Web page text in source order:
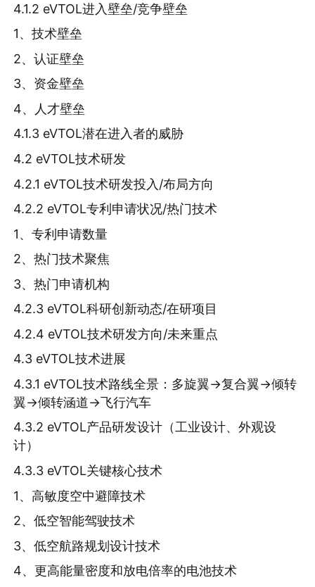
4.1.2 eVTOL进入壁垒/竞争壁垒
1、技术壁垒
2、认证壁垒
3、资金壁垒
4、人才壁垒
4.1.3 eVTOL潜在进入者的威胁
4.2 eVTOL技术研发
4.2.1 eVTOL技术研发投入/布局方向
4.2.2 eVTOL专利申请状况/热门技术
1、专利申请数量
2、热门技术聚焦
3、热门申请机构
4.2.3 eVTOL科研创新动态/在研项目
4.2.4 eVTOL技术研发方向/未来重点
4.3 eVTOL技术进展
4.3.1 eVTOL技术路线全景：多旋翼→复合翼→倾转
翼→倾转涵道→飞行汽车
4.3.2 eVTOL产品研发设计（工业设计、外观设
计）
4.3.3 eVTOL关键核心技术
1、高敏度空中避障技术
2、低空智能驾驶技术
3、低空航路规划设计技术
4、更高能量密度和放电倍率的电池技术